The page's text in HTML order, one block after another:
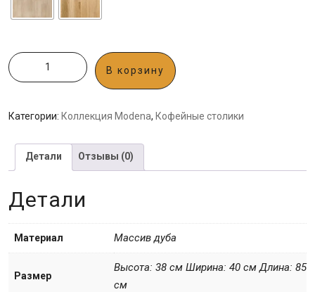
В корзину
Категории: Коллекция Modena, Кофейные столики
Детали Отзывы (0)
Детали
Материал Массив дуба
Размер
Высота: 38 см Ширина: 40 см Длина: 85
см